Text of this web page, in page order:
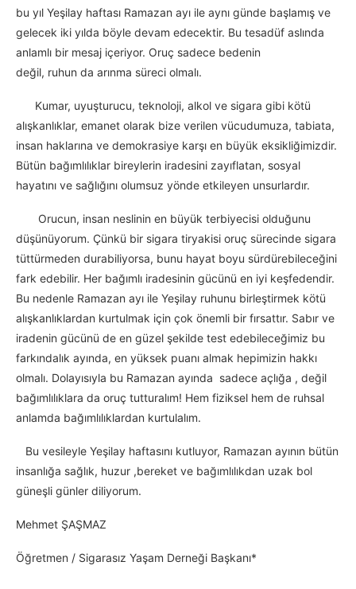
bu yıl Yeşilay haftası Ramazan ayı ile aynı günde başlamış ve
gelecek iki yılda böyle devam edecektir. Bu tesadüf aslında
anlamlı bir mesaj içeriyor. Oruç sadece bedenin
değil, ruhun da arınma süreci olmalı.
Kumar, uyuşturucu, teknoloji, alkol ve sigara gibi kötü
alışkanlıklar, emanet olarak bize verilen vücudumuza, tabiata,
insan haklarına ve demokrasiye karşı en büyük eksikliğimizdir.
Bütün bağımlılıklar bireylerin iradesini zayıflatan, sosyal
hayatını ve sağlığını olumsuz yönde etkileyen unsurlardır.
Orucun, insan neslinin en büyük terbiyecisi olduğunu
düşünüyorum. Çünkü bir sigara tiryakisi oruç sürecinde sigara
tüttürmeden durabiliyorsa, bunu hayat boyu sürdürebileceğini
fark edebilir. Her bağımlı iradesinin gücünü en iyi keşfedendir.
Bu nedenle Ramazan ayı ile Yeşilay ruhunu birleştirmek kötü
alışkanlıklardan kurtulmak için çok önemli bir fırsattır. Sabır ve
iradenin gücünü de en güzel şekilde test edebileceğimiz bu
farkındalık ayında, en yüksek puanı almak hepimizin hakkı
olmalı. Dolayısıyla bu Ramazan ayında sadece açlığa , değil
bağımlılıklara da oruç tutturalım! Hem fiziksel hem de ruhsal
anlamda bağımlılıklardan kurtulalım.
Bu vesileyle Yeşilay haftasını kutluyor, Ramazan ayının bütün
insanlığa sağlık, huzur ,bereket ve bağımlılıkdan uzak bol
güneşli günler diliyorum.
Mehmet ŞAŞMAZ
Öğretmen / Sigarasız Yaşam Derneği Başkanı*